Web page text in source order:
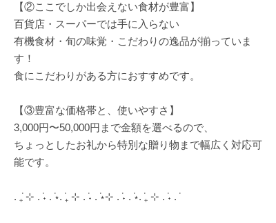
【②ここでしか出会えない食材が豊富】
百貨店・スーパーでは手に入らない
有機食材・旬の味覚・こだわりの逸品が揃っていま
す！
食にこだわりがある方におすすめです。
【③豊富な価格帯と、使いやすさ】
3,000円〜50,000円まで金額を選べるので、
ちょっとしたお礼から特別な贈り物まで幅広く対応可
能です。
. ݁₊ ⊹ . ݁˖ . ݁⋆. ݁₊ ⊹ . ݁˖ . ݁⋆⊹ . ݁˖ . ݁⋆. ݁₊ ⊹ . ݁˖ . ݁